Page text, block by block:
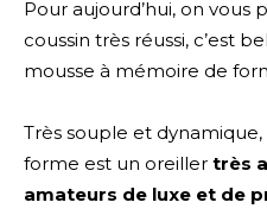
Pour aujourd’hui, on vous
coussin très réussi, c’est
mousse à mémoire de
Très souple et
forme est un oreiller très
amateurs de luxe et de